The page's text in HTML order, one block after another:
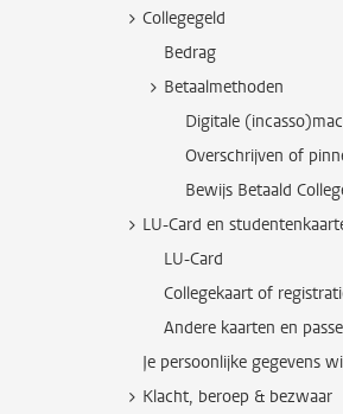
Collegegeld
Bedrag
Betaalmethoden
Digitale
Overschrijven of
Bewijs Betaald
LU-Card en
LU-Card
Collegekaart of
Andere kaarten en
Je persoonlijke gegevens
Klacht, beroep & bezwaar